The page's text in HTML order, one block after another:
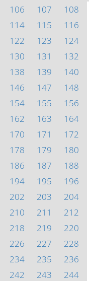
106 107
108
114 115
116
122 123
124
130 131
132
138 139
140
146 147
148
154 155
156
162 163
164
170 171
172
178 179
180
186 187
188
194 195
196
202 203
204
210 211
212
218 219
220
226 227
228
234 235
236
242 243
244